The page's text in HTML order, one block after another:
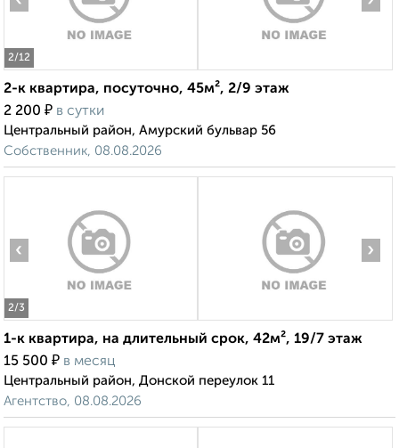
2/12
2-к квартира, посуточно, 45м², 2/9 этаж
2 200 ₽ в сутки
Центральный район, Амурский бульвар 56
Собственник, 08.08.2026
2/3
‹ ›
1-к квартира, на длительный срок, 42м², 19/7 этаж
15 500 ₽ в месяц
Центральный район, Донской переулок 11
Агентство, 08.08.2026